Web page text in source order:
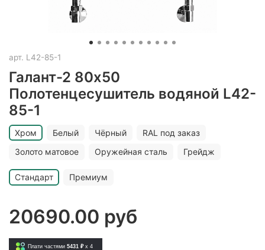
арт. L42-85-1
Галант-2 80х50
Полотенцесушитель водяной L42-
85-1
Хром Белый Чёрный
RAL под заказ
Золото матовое
Оружейная сталь Грейдж
Стандарт Премиум
20690.00 руб
Плати частями 5431 ₽ x 4